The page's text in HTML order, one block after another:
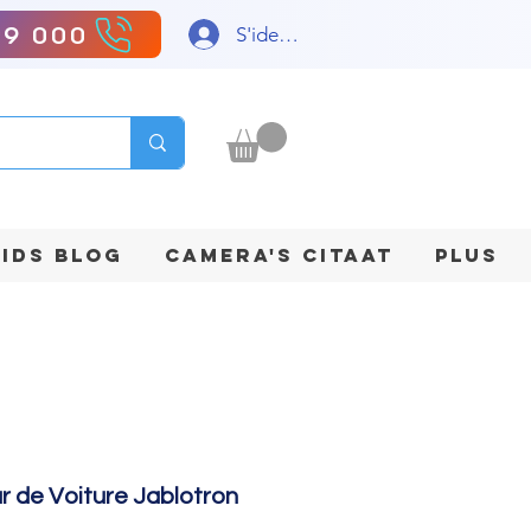
000 S'identifier
BLOG CAMERA'S CITAAT Plus
de Voiture Jablotron